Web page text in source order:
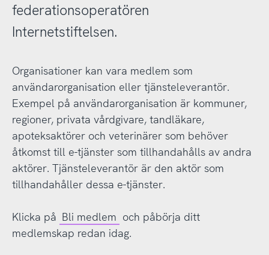
federationsoperatören
Internetstiftelsen.
Organisationer kan vara medlem som
användarorganisation eller tjänsteleverantör.
Exempel på användarorganisation är kommuner,
regioner, privata vårdgivare, tandläkare,
apoteksaktörer och veterinärer som behöver
åtkomst till e-tjänster som tillhandahålls av andra
aktörer. Tjänsteleverantör är den aktör som
tillhandahåller dessa e-tjänster.
Klicka på Bli medlem och påbörja ditt
medlemskap redan idag.